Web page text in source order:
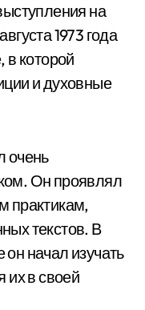
на
1973 года
которой
и духовные
очень
Он проявлял
практикам,
текстов. В
начал изучать
их в своей